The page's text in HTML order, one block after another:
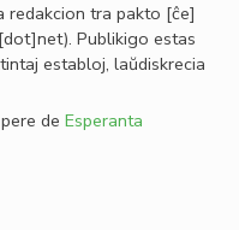
redakcion tra pakto [ĉe]
. Publikigo estas
establoj, laŭdiskrecia
de Esperanta